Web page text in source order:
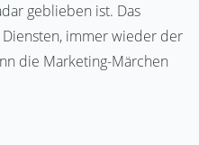
geblieben ist. Das
immer wieder der
die Marketing-Märchen